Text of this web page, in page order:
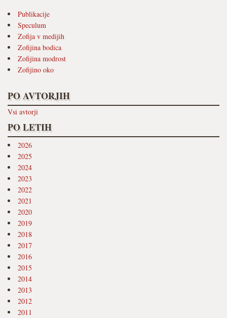
Publikacije
Speculum
Zofija v medijih
Zofijina bodica
Zofijina modrost
Zofijino oko
PO AVTORJIH
Vsi avtorji
PO LETIH
2026
2025
2024
2023
2022
2021
2020
2019
2018
2017
2016
2015
2014
2013
2012
2011